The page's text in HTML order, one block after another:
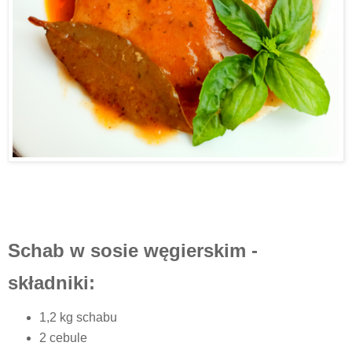
Schab w sosie węgierskim -
składniki:
1,2 kg schabu
2 cebule